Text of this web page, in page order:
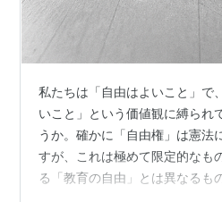
私たちは「自由はよいこと」で
いこと」という価値観に縛られ
うか。確かに「自由権」は憲法
すが、これは極めて限定的なも
る「教育の自由」とは異なるも